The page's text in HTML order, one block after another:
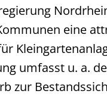
eine
umfasst u. a.
zur